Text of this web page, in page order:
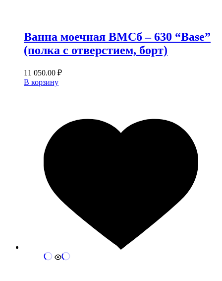
Ванна моечная ВМСб – 630 “Base”
(полка с отверстием, борт)
11 050.00 ₽
В корзину